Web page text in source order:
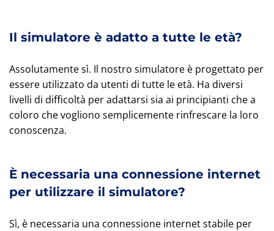
Il simulatore è adatto a tutte le età?
Assolutamente sì. Il nostro simulatore è progettato per
essere utilizzato da utenti di tutte le età. Ha diversi
livelli di difficoltà per adattarsi sia ai principianti che a
coloro che vogliono semplicemente rinfrescare la loro
conoscenza.
È necessaria una connessione internet
per utilizzare il simulatore?
Sì, è necessaria una connessione internet stabile per